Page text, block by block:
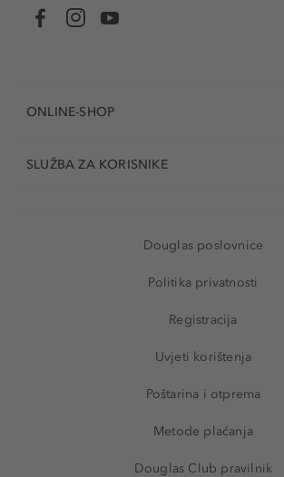
ONLINE-SHOP
SLUŽBA ZA KORISNIKE
Douglas poslovnice
Politika privatnosti
Registracija
Uvjeti korištenja
Poštarina i otprema
Metode plaćanja
Douglas Club pravilnik